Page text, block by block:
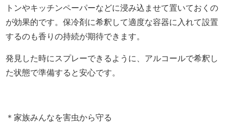
トンやキッチンペーパーなどに浸み込ませて置いておくの
が効果的です。保冷剤に希釈して適度な容器に入れて設置
するのも香りの持続が期待できます。
発見した時にスプレーできるように、アルコールで希釈し
た状態で準備すると安心です。
＊家族みんなを害虫から守る